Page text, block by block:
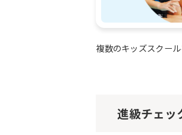
複数のキッズスクー
進級チェッ